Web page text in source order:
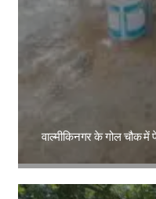
वाल्मीकिनगर के गोल चौक